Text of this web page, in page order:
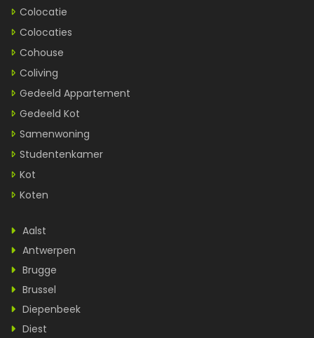
Colocatie
Colocaties
Cohouse
Coliving
Gedeeld Appartement
Gedeeld Kot
Samenwoning
Studentenkamer
Kot
Koten
Aalst
Antwerpen
Brugge
Brussel
Diepenbeek
Diest